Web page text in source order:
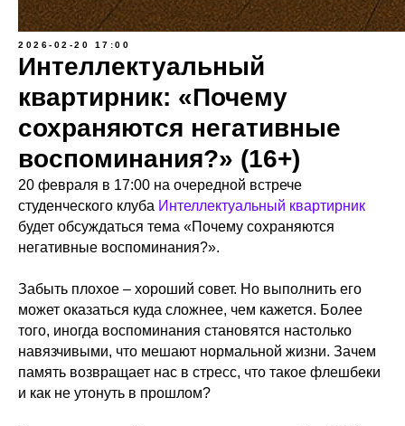
2026-02-20 17:00
Интеллектуальный
квартирник: «Почему
сохраняются негативные
воспоминания?» (16+)
20 февраля в 17:00 на очередной встрече
студенческого клуба Интеллектуальный квартирник
будет обсуждаться тема «Почему сохраняются
негативные воспоминания?».
Забыть плохое – хороший совет. Но выполнить его
может оказаться куда сложнее, чем кажется. Более
того, иногда воспоминания становятся настолько
навязчивыми, что мешают нормальной жизни. Зачем
память возвращает нас в стресс, что такое флешбеки
и как не утонуть в прошлом?